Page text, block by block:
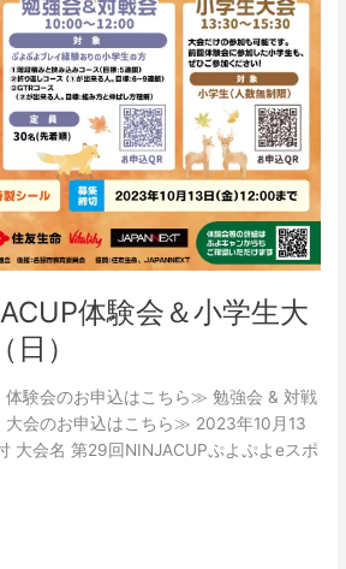
体験会＆小学生大
）
体験会のお申込はこちら≫ 勉強会 & 対戦
会のお申込はこちら≫ 2023年10月13
大会名 第29回NINJACUPぷよぷよeスポ